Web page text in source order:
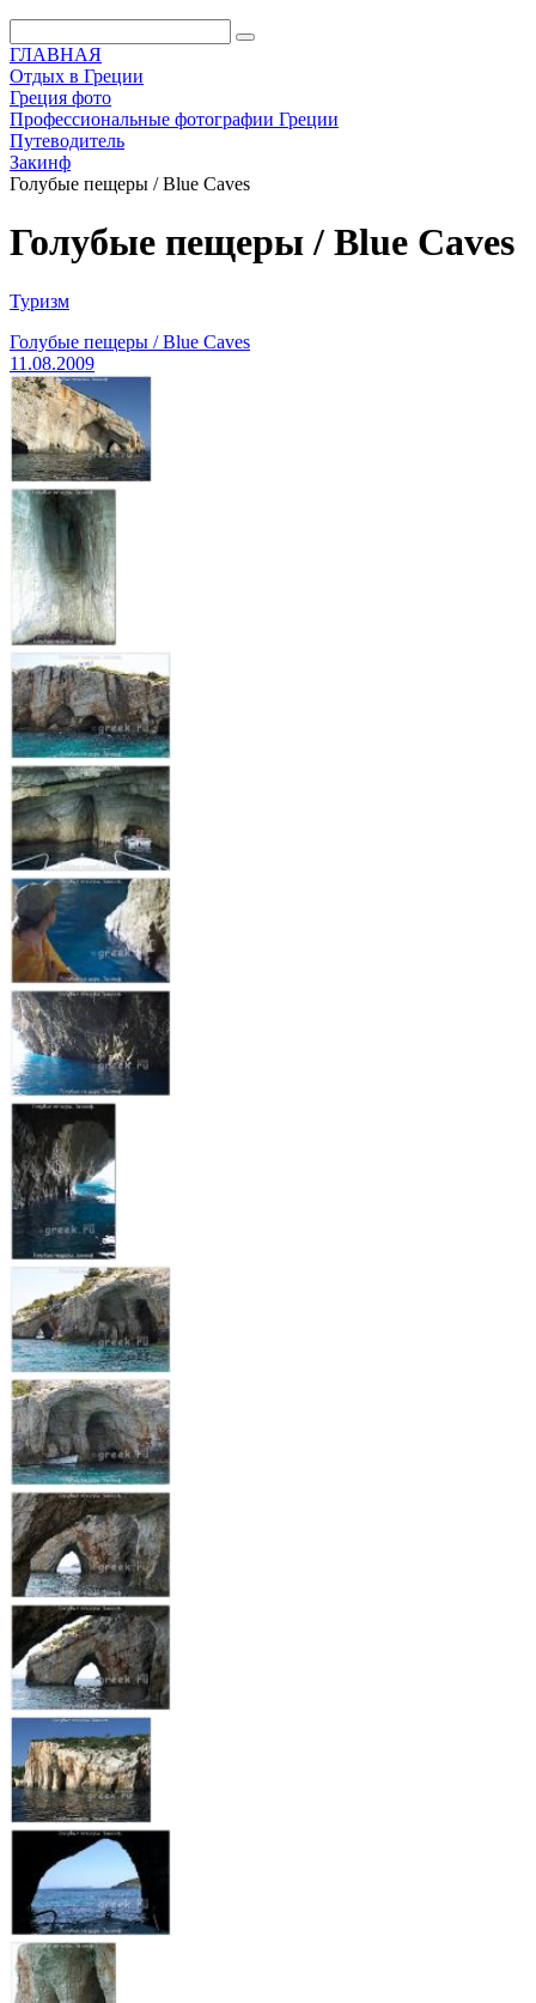
ГЛАВНАЯ
Отдых в Греции
Греция фото
Профессиональные фотографии Греции
Путеводитель
Закинф
Голубые пещеры / Blue Caves
Голубые пещеры / Blue Caves
Туризм
Голубые пещеры / Blue Caves
11.08.2009